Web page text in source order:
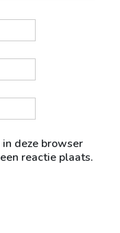
deze browser
reactie plaats.